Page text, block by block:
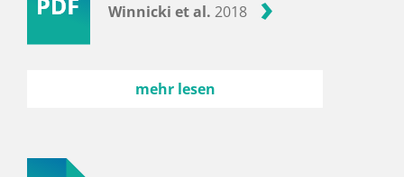
Winnicki et al. 2018
mehr lesen